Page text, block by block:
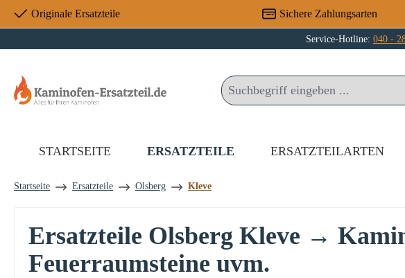
Hauptinhalt springen
Zur Suche springen
Zur Hauptnavigation springen
Originale Ersatzteile Sichere Zahlungsarten
Service-Hotline: 040 -
STARTSEITE ERSATZTEILE ERSATZTEILARTEN
Startseite Ersatzteile Olsberg Kleve
Ersatzteile Olsberg Kleve →
Feuerraumsteine uvm.